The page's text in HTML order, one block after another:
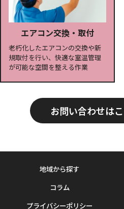
エアコン交換・取付
老朽化したエアコンの交換や新
規取付を行い、快適な室温管理
が可能な空間を整える作業
お問い合わせは
地域から探す
コラム
プライバシーポリシー